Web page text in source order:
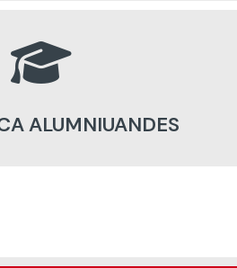
ALUMNIUANDES